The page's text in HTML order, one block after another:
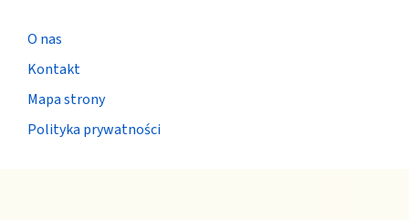
O nas
Kontakt
Mapa strony
Polityka prywatności